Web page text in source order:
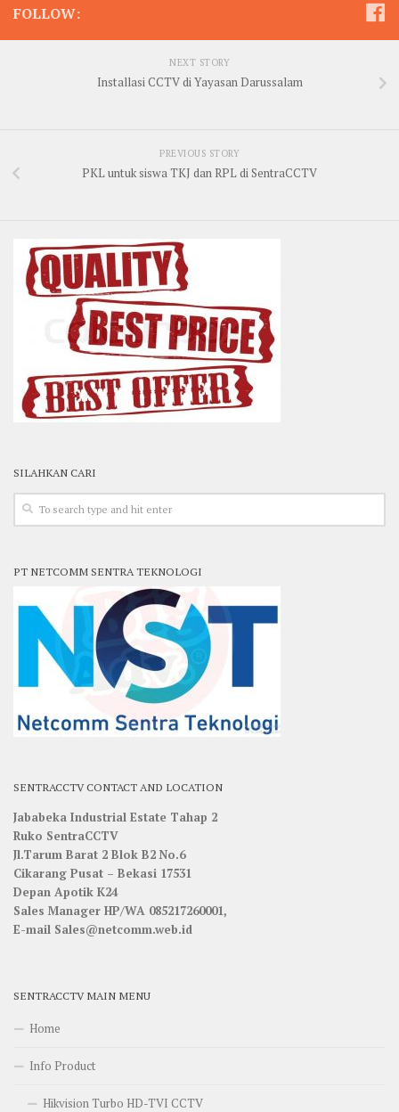
FOLLOW:
NEXT STORY
Installasi CCTV di Yayasan Darussalam
PREVIOUS STORY
PKL untuk siswa TKJ dan RPL di SentraCCTV
SILAHKAN CARI
PT NETCOMM SENTRA TEKNOLOGI
SENTRACCTV CONTACT AND LOCATION
Jababeka Industrial Estate Tahap 2
Ruko SentraCCTV
Jl.Tarum Barat 2 Blok B2 No.6
Cikarang Pusat – Bekasi 17531
Depan Apotik K24
Sales Manager HP/WA 085217260001,
E-mail Sales@netcomm.web.id
SENTRACCTV MAIN MENU
Home
Info Product
Hikvision Turbo HD-TVI CCTV